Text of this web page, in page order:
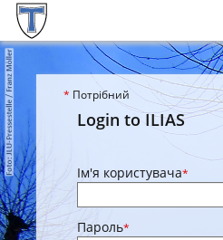
* Потрібний
Login to ILIAS
Ім'я користувача*
Пароль*